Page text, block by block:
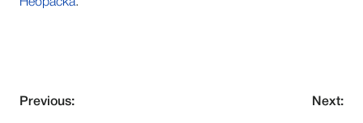
Небраска.
Previous: Next: